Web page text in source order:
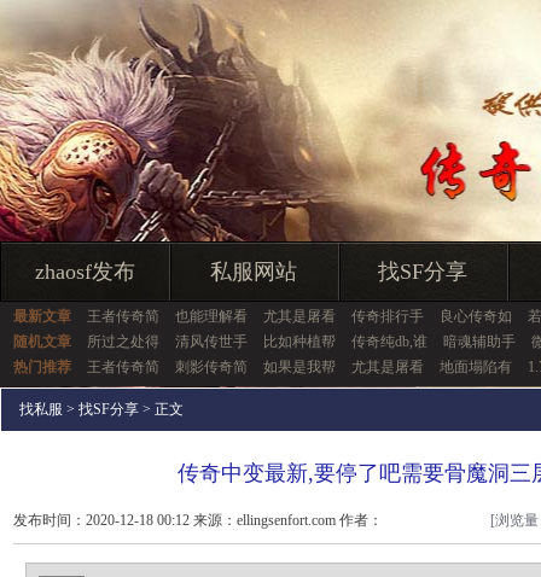
zhaosf发布 私服网站 找SF分享
最新文章 王者传奇简 也能理解看 尤其是屠看 传奇排行手 良心传奇如
随机文章
所过之处得 清风传世手 比如种植帮 传奇纯db,谁 暗魂辅助手
热门推荐
王者传奇简 刺影传奇简 如果是我帮 尤其是屠看 地面塌陷有
找私服 > 找SF分享 > 正文
传奇中变最新,要停了吧需要骨魔洞三
发布时间：2020-12-18 00:12 来源：ellingsenfort.com 作者：
ellingsenfort.com
[浏览